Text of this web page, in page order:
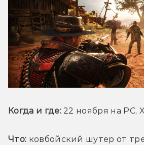
Когда и где: 22 ноября на PC,
Что: ковбойский шутер от